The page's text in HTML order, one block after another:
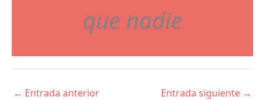
que nadie
← Entrada anterior Entrada siguiente →